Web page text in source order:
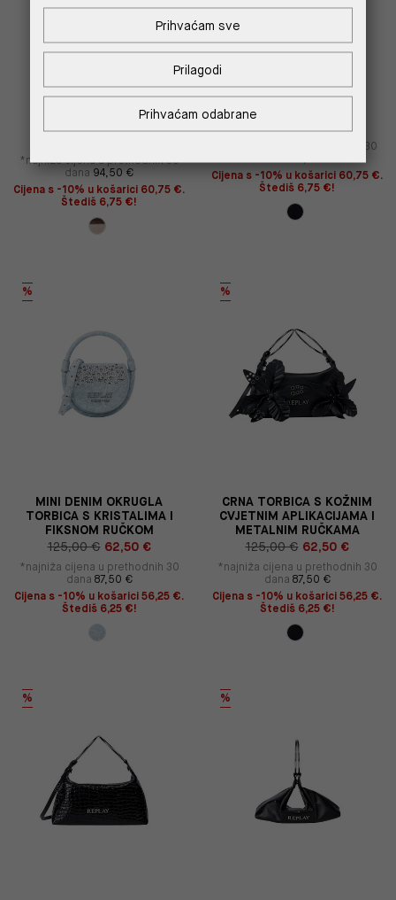
KOMBINACIJI PLATNA I
ZMIJSKOG UZORKA SA
ZLATNOM KOPČOM
*najniža cijena u prethodnih 30
dana 94,50 €
Cijena s -10% u košarici 60,75 €.
Štediš 6,75 €!
KOŽNOM MAŠNOM I
METALNOM KOPČOM
*najniža cijena u prethodnih 30
Cijena s -10% u košarici 60,75 €.
Štediš 6,75 €!
%
MINI DENIM OKRUGLA
TORBICA S KRISTALIMA I
FIKSNOM RUČKOM
125,00 € 62,50 €
*najniža cijena u prethodnih 30
dana 87,50 €
Cijena s -10% u košarici 56,25 €.
Štediš 6,25 €!
%
CRNA TORBICA S KOŽNIM
CVJETNIM APLIKACIJAMA I
METALNIM RUČKAMA
125,00 € 62,50 €
*najniža cijena u prethodnih 30
dana 87,50 €
Cijena s -10% u košarici 56,25 €.
Štediš 6,25 €!
% %
Prihvaćam odabrane
Prilagodi
Prihvaćam sve